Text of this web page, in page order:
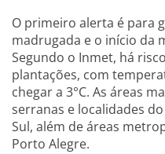
O primeiro alerta é para
madrugada e o início da
Segundo o Inmet, há
plantações, com
chegar a 3°C. As áreas
serranas e localidades
Sul, além de áreas
Porto Alegre.